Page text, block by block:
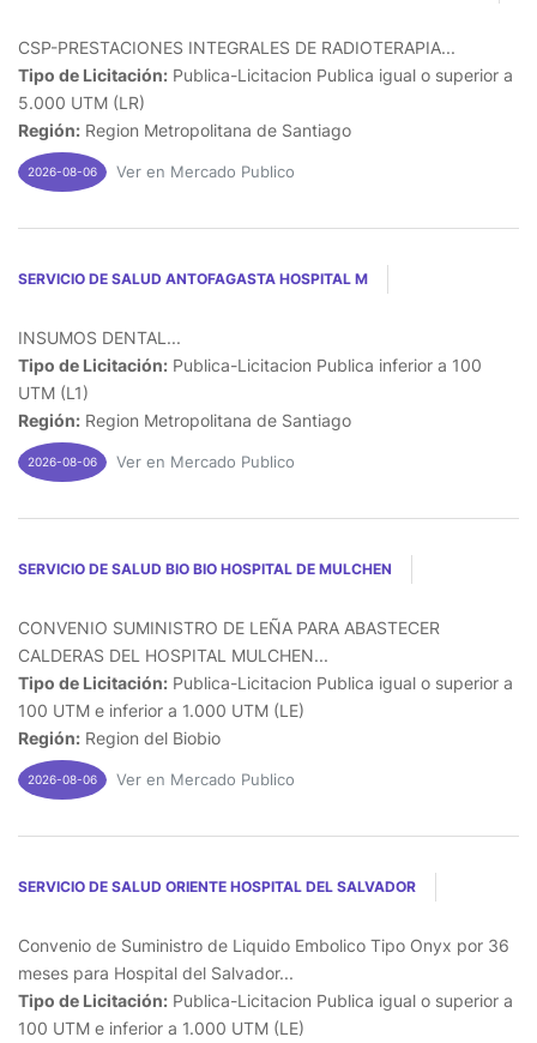
CSP-PRESTACIONES INTEGRALES DE RADIOTERAPIA...
Tipo de Licitación: Publica-Licitacion Publica igual o superior a
5.000 UTM (LR)
Región: Region Metropolitana de Santiago
2026-08-06 Ver en Mercado Publico
SERVICIO DE SALUD ANTOFAGASTA HOSPITAL M
INSUMOS DENTAL...
Tipo de Licitación: Publica-Licitacion Publica inferior a 100
UTM (L1)
Región: Region Metropolitana de Santiago
2026-08-06 Ver en Mercado Publico
SERVICIO DE SALUD BIO BIO HOSPITAL DE MULCHEN
CONVENIO SUMINISTRO DE LEÑA PARA ABASTECER
CALDERAS DEL HOSPITAL MULCHEN...
Tipo de Licitación: Publica-Licitacion Publica igual o superior a
100 UTM e inferior a 1.000 UTM (LE)
Región: Region del Biobio
2026-08-06 Ver en Mercado Publico
SERVICIO DE SALUD ORIENTE HOSPITAL DEL SALVADOR
Convenio de Suministro de Liquido Embolico Tipo Onyx por 36
meses para Hospital del Salvador...
Tipo de Licitación: Publica-Licitacion Publica igual o superior a
100 UTM e inferior a 1.000 UTM (LE)